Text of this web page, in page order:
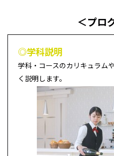
＜プロ
◎学科説明
学科・コースのカリキュラム
く説明します。